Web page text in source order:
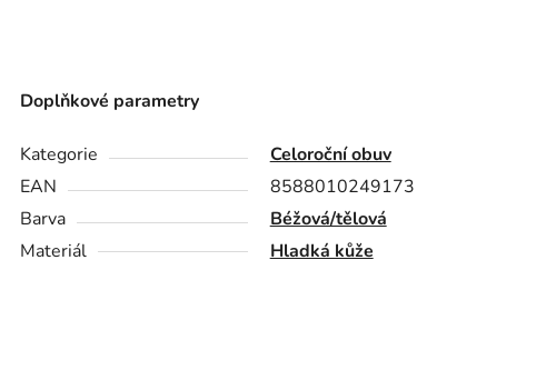
Doplňkové parametry
Kategorie
Celoroční obuv
EAN
8588010249173
Barva
Béžová/tělová
Materiál
Hladká kůže